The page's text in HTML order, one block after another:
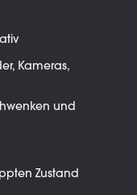
Kameras,
und
Zustand